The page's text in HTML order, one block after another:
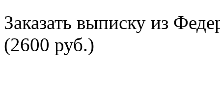
Заказать выписку из
(2600 руб.)